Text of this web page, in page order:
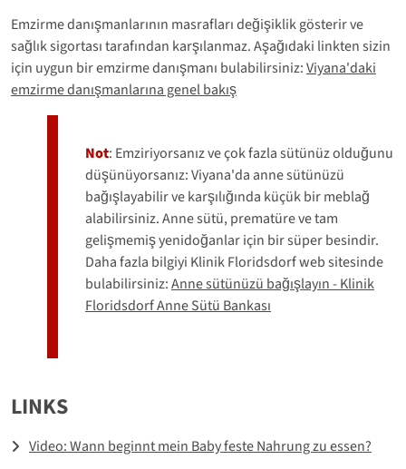
Emzirme danışmanlarının masrafları değişiklik gösterir ve
sağlık sigortası tarafından karşılanmaz. Aşağıdaki linkten sizin
için uygun bir emzirme danışmanı bulabilirsiniz:Viyana'daki
emzirme danışmanlarına genel bakış
Not: Emziriyorsanız ve çok fazla sütünüz olduğunu
düşünüyorsanız: Viyana'da anne sütünüzü
bağışlayabilir ve karşılığında küçük bir meblağ
alabilirsiniz. Anne sütü, prematüre ve tam
gelişmemiş yenidoğanlar için bir süper besindir.
Daha fazla bilgiyi Klinik Floridsdorf web sitesinde
bulabilirsiniz:Anne sütünüzü bağışlayın - Klinik
Floridsdorf Anne Sütü Bankası
LINKS
Video: Wann beginnt mein Baby feste Nahrung zu essen?